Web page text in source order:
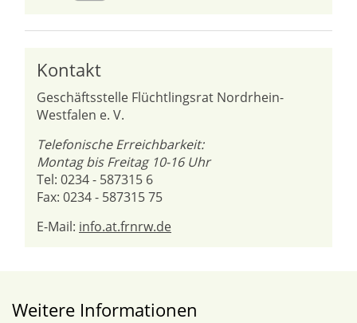
Kontakt
Geschäftsstelle Flüchtlingsrat Nordrhein-
Westfalen e. V.
Telefonische Erreichbarkeit:
Montag bis Freitag 10-16 Uhr
Tel: 0234 - 587315 6
Fax: 0234 - 587315 75
E-Mail: info.at.frnrw.de
Weitere Informationen